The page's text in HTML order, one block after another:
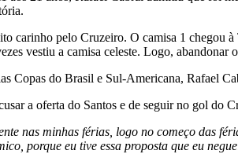
carinho pelo Cruzeiro. O camisa 1 chegou
vestiu a camisa celeste. Logo, abandonar
Copas do Brasil e Sul-Americana, Rafael
a oferta do Santos e de seguir no gol do
nas minhas férias, logo no começo das
porque eu tive essa proposta que eu